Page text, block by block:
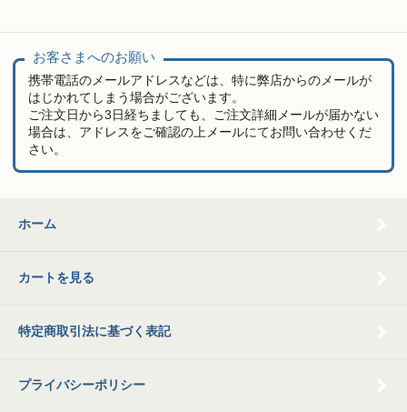
お客さまへのお願い
携帯電話のメールアドレスなどは、特に弊店からのメールが
はじかれてしまう場合がございます。
ご注文日から3日経ちましても、ご注文詳細メールが届かない
場合は、アドレスをご確認の上メールにてお問い合わせくだ
さい。
ホーム
カートを見る
特定商取引法に基づく表記
プライバシーポリシー